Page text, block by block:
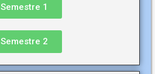
Semestre 1
Semestre 2